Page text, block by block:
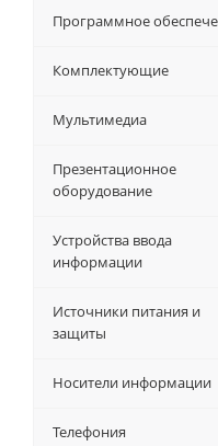
Программное
Комплектующие
Мультимедиа
Презентационное
оборудование
Устройства ввода
информации
Источники питания и
защиты
Носители информации
Телефония